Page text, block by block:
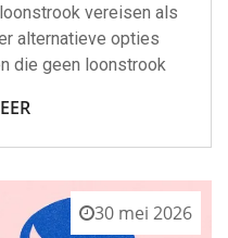
vereisen als
alternatieve opties
die geen loonstrook
30 mei 2026